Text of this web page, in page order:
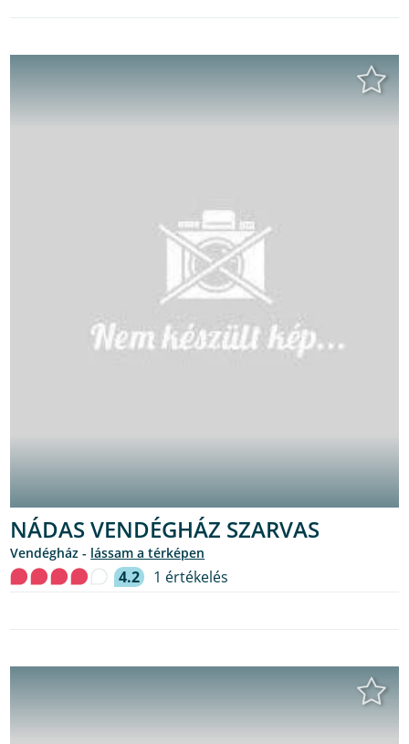
NÁDAS VENDÉGHÁZ SZARVAS
Vendégház - lássam a térképen
4.2 1 értékelés